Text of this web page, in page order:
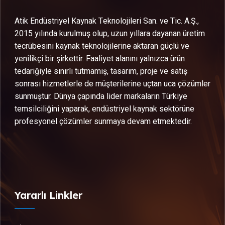
Atik Endüstriyel Kaynak Teknolojileri San. ve Tic. A.Ş.,
2015 yılında kurulmuş olup, uzun yıllara dayanan üretim
tecrübesini kaynak teknolojilerine aktaran güçlü ve
yenilikçi bir şirkettir. Faaliyet alanını yalnızca ürün
tedariğiyle sınırlı tutmamış, tasarım, proje ve satış
sonrası hizmetlerle de müşterilerine uçtan uca çözümler
sunmuştur. Dünya çapında lider markaların Türkiye
temsilciliğini yaparak, endüstriyel kaynak sektörüne
profesyonel çözümler sunmaya devam etmektedir.
Yararlı Linkler